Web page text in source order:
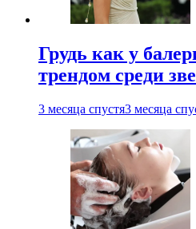
Грудь как у
трендом среди
3 месяца спустя3 месяца